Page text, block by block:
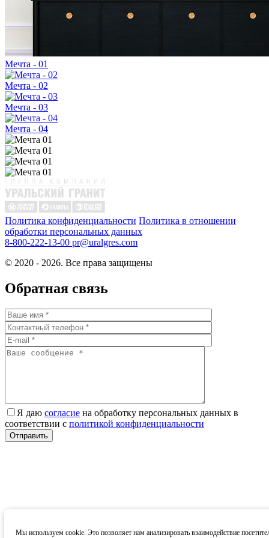
Мечта - 01
Мечта - 02
Мечта - 03
Мечта - 04
Политика конфиденциальности Политика в отношении
обработки персональных данных
8-800-222-13-00 pr@uralgres.com
© 2020 - 2026. Все права защищены
Обратная связь
Я даю согласие на обработку персональных данных в
соответствии с политикой конфиденциальности
Мы используем cookie. Это позволяет нам анализировать взаимодействие